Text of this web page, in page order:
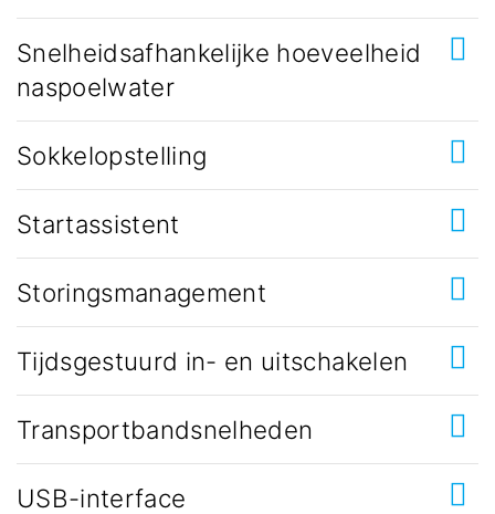
Snelheidsafhankelijke hoeveelheid
naspoelwater
Sokkelopstelling
Startassistent
Storingsmanagement
Tijdsgestuurd in- en uitschakelen
Transportbandsnelheden
USB-interface